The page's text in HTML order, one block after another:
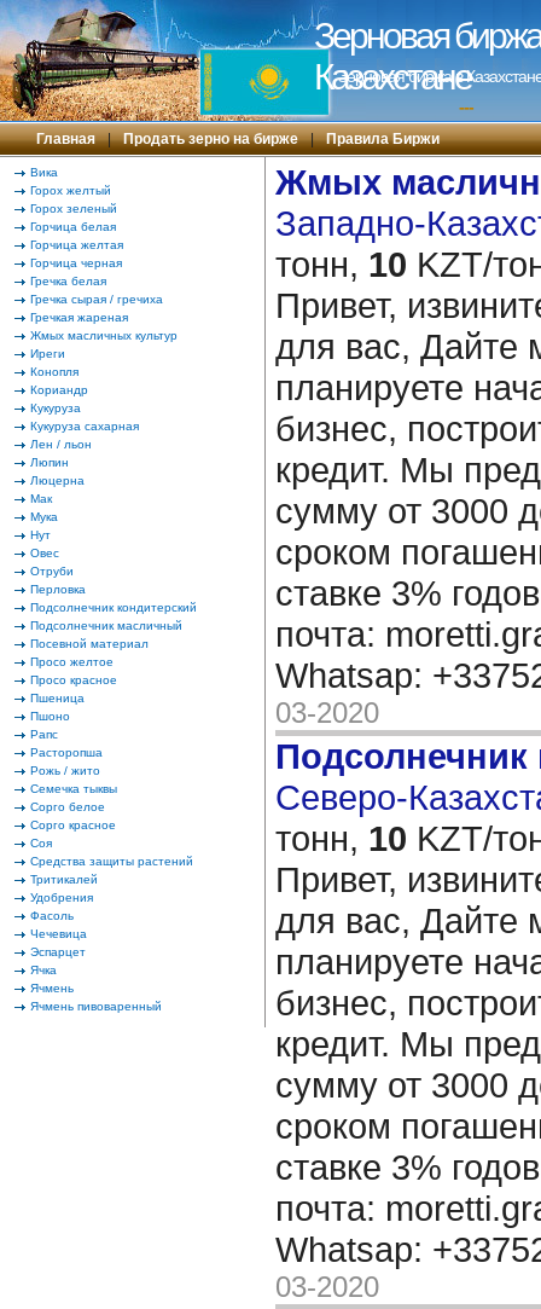
Зерновая
Казахстане
Зерновая биржа в
---
Главная | Продать зерно на бирже | Правила Биржи
Вика
Горох желтый
Горох зеленый
Горчица белая
Горчица желтая
Горчица черная
Гречка белая
Гречка сырая / гречиха
Гречкая жареная
Жмых масличных культур
Иреги
Конопля
Кориандр
Кукуруза
Кукуруза сахарная
Лен / льон
Люпин
Люцерна
Мак
Мука
Нут
Овес
Отруби
Перловка
Подсолнечник кондитерский
Подсолнечник масличный
Посевной материал
Просо желтое
Просо красное
Пшеница
Пшоно
Рапс
Расторопша
Рожь / жито
Семечка тыквы
Сорго белое
Сорго красное
Соя
Средства защиты растений
Тритикалей
Удобрения
Фасоль
Чечевица
Эспарцет
Ячка
Ячмень
Ячмень пивоваренный
Жмых
Западно-
тонн, 10 KZT/
Привет,
для вас, Дайте
планируете
бизнес,
кредит. Мы
сумму от 3000
сроком
ставке 3%
почта:
Whatsap:
03-2020
Северо-
тонн, 10 KZT/
Привет,
для вас, Дайте
планируете
бизнес,
кредит. Мы
сумму от 3000
сроком
ставке 3%
почта:
Whatsap:
03-2020